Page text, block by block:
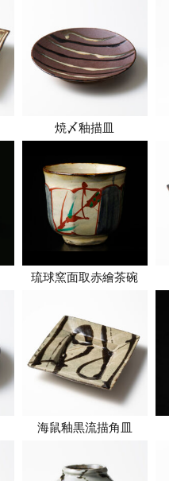
焼〆釉描皿
琉球窯面取赤繪茶碗
海鼠釉黒流描角皿